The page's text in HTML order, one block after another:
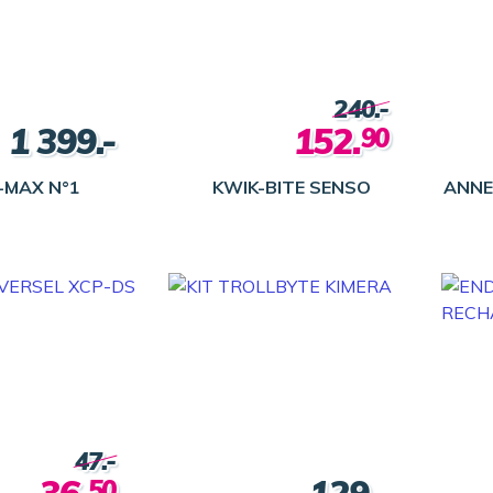
N°1
1 399.-
KWIK-BITE SENSO
240.-
152.90
47.-